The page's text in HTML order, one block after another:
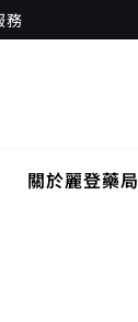
務
關於麗登藥局